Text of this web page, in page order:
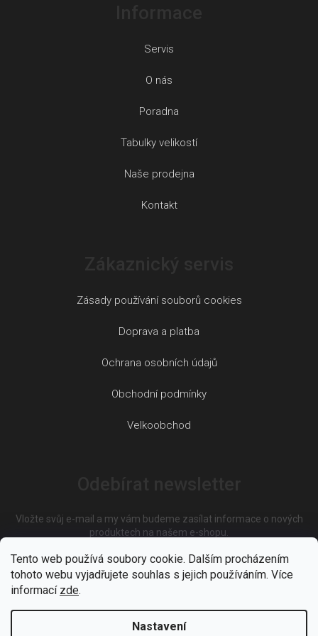
Tento web používá soubory cookie. Dalším procházením
tohoto webu vyjadřujete souhlas s jejich používáním. Více
informací zde.
Nastavení
Servis
O nás
Poradna
Tabulky velikostí
Naše prodejna
Kontakt
Zásady používání souborů cookies
Doprava a platba
Ochrana osobních údajů
Obchodní podmínky
Velkoobchod
Vložte svůj e-mail a my vám budeme zasílat informace o nových
produktech na našem e-shopu.
E-mail
Vložením e-mailu souhlasíte spodmínkami ochrany osobních